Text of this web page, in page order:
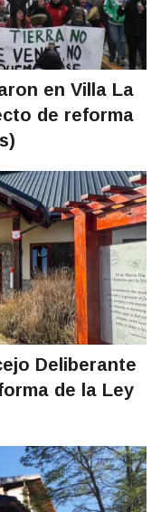
en Villa La
de reforma
Deliberante
de la Ley